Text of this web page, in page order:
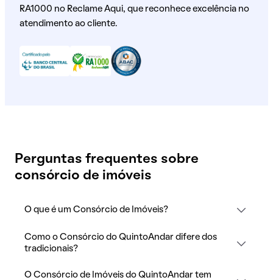
RA1000 no Reclame Aqui, que reconhece excelência no
atendimento ao cliente.
Perguntas frequentes sobre
consórcio de imóveis
O que é um Consórcio de Imóveis?
Como o Consórcio do QuintoAndar difere dos
tradicionais?
O Consórcio de Imóveis do QuintoAndar tem